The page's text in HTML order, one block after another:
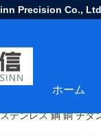
Precision Co.,
ホーム
テンレス 鋼 銅 チタ